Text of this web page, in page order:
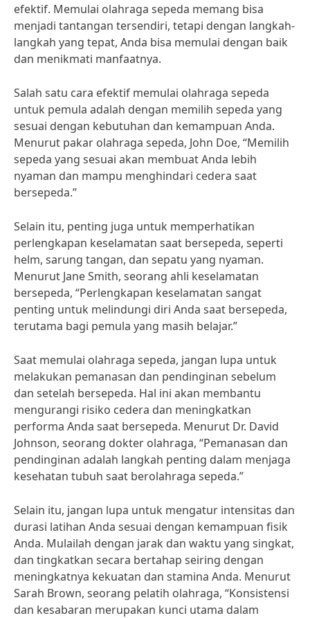
efektif. Memulai olahraga sepeda memang bisa
menjadi tantangan tersendiri, tetapi dengan langkah-
langkah yang tepat, Anda bisa memulai dengan baik
dan menikmati manfaatnya.
Salah satu cara efektif memulai olahraga sepeda
untuk pemula adalah dengan memilih sepeda yang
sesuai dengan kebutuhan dan kemampuan Anda.
Menurut pakar olahraga sepeda, John Doe, “Memilih
sepeda yang sesuai akan membuat Anda lebih
nyaman dan mampu menghindari cedera saat
bersepeda.”
Selain itu, penting juga untuk memperhatikan
perlengkapan keselamatan saat bersepeda, seperti
helm, sarung tangan, dan sepatu yang nyaman.
Menurut Jane Smith, seorang ahli keselamatan
bersepeda, “Perlengkapan keselamatan sangat
penting untuk melindungi diri Anda saat bersepeda,
terutama bagi pemula yang masih belajar.”
Saat memulai olahraga sepeda, jangan lupa untuk
melakukan pemanasan dan pendinginan sebelum
dan setelah bersepeda. Hal ini akan membantu
mengurangi risiko cedera dan meningkatkan
performa Anda saat bersepeda. Menurut Dr. David
Johnson, seorang dokter olahraga, “Pemanasan dan
pendinginan adalah langkah penting dalam menjaga
kesehatan tubuh saat berolahraga sepeda.”
Selain itu, jangan lupa untuk mengatur intensitas dan
durasi latihan Anda sesuai dengan kemampuan fisik
Anda. Mulailah dengan jarak dan waktu yang singkat,
dan tingkatkan secara bertahap seiring dengan
meningkatnya kekuatan dan stamina Anda. Menurut
Sarah Brown, seorang pelatih olahraga, “Konsistensi
dan kesabaran merupakan kunci utama dalam